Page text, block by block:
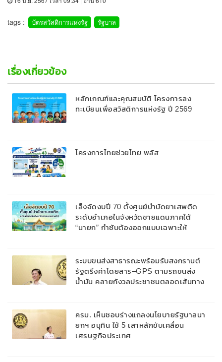
tags : บัตรสวัสดิการแห่งรัฐ รัฐบาล
เรื่องเกี่ยวข้อง
หลักเกณฑ์และคุณสมบัติ โครงการลง
ทะเบียนเพื่อสวัสดิการแห่งรัฐ ปี 2569
โครงการไทยช่วยไทย พลัส
เล็งจัดงบปี 70 ตั้งศูนย์บำบัดยาเสพติด
ระดับอำเภอในจังหวัดชายแดนภาคใต้
“นายก” กำชับต้องออกแบบเฉพาะให้
ระบบขนส่งสาธารณะพร้อมรับสงกรานต์
รัฐตรึงค่าโดยสาร–GPS ตามรถขนส่ง
น้ำมัน คลายกังวลประชาชนตลอดเส้นทาง
ครม. เห็นชอบร่างแถลงนโยบายรัฐบาลนา
ยกฯ อนุทิน ใช้ 5 เสาหลักขับเคลื่อน
เศรษฐกิจประเทศ